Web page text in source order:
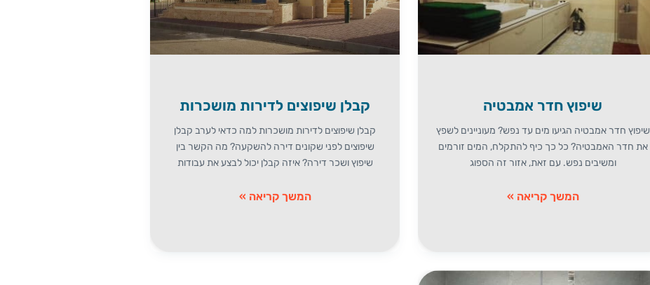
שיפוץ חדר אמבטיה
שיפוץ חדר אמבטיה הגיעו מים עד נפש? מעוניינים לשפץ
את חדר האמבטיה? כל כך כיף להתקלח, המים זורמים
ומשיבים נפש. עם זאת, אזור זה הספוג
המשך קריאה »
קבלן שיפוצים לדירות מושכרות
קבלן שיפוצים לדירות מושכרות למה כדאי לערב קבלן
שיפוצים לפני שקונים דירה להשקעה? מה הקשר בין
שיפוץ ושכר דירה? איזה קבלן יכול לבצע את עבודות
המשך קריאה »